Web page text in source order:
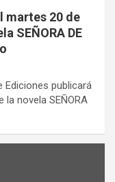
martes 20 de
SEÑORA DE
publicará
novela SEÑORA